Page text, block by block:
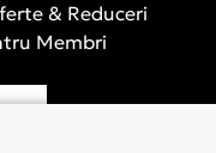
& Reduceri
Membri